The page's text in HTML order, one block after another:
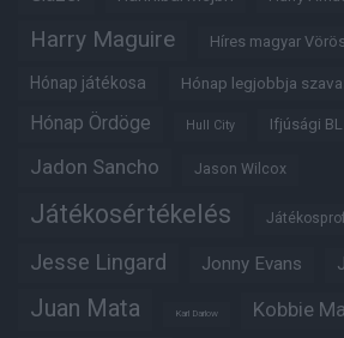
Harry Maguire Híres magyar
Hónap játékosa Hónap legjobbja
Hónap Ördöge Hull City Ifjúsági BL
Jadon Sancho Jason Wilcox
Játékosértékelés
Jesse Lingard Jonny Evans
Juan Mata Karl Darlow Kobbie